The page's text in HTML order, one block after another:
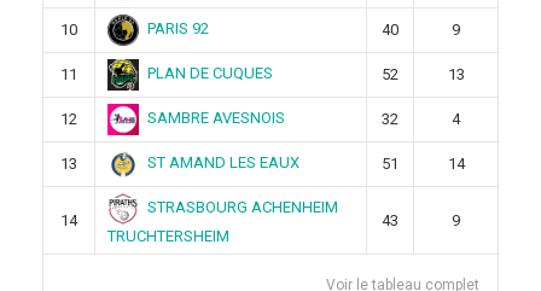
10 PARIS 92 40 9
11 PLAN DE CUQUES 52 13
12 SAMBRE AVESNOIS 32 4
13 ST AMAND LES EAUX 51 14
14
STRASBOURG ACHENHEIM
TRUCHTERSHEIM
43 9
Voir le tableau complet